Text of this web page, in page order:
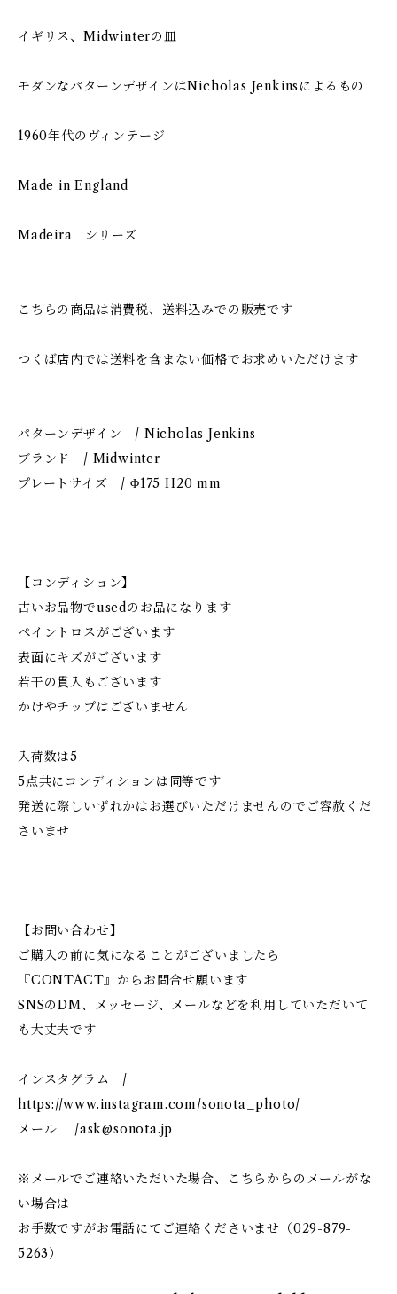
イギリス、Midwinterの皿
モダンなパターンデザインはNicholas Jenkinsによるもの
1960年代のヴィンテージ
Made in England
Madeira シリーズ
こちらの商品は消費税、送料込みでの販売です
つくば店内では送料を含まない価格でお求めいただけます
パターンデザイン / Nicholas Jenkins
ブランド / Midwinter
プレートサイズ / Φ175 H20 mm
【コンディション】
古いお品物でusedのお品になります
ペイントロスがございます
表面にキズがございます
若干の貫入もございます
かけやチップはございません
入荷数は5
5点共にコンディションは同等です
発送に際しいずれかはお選びいただけませんのでご容赦くだ
さいませ
【お問い合わせ】
ご購入の前に気になることがございましたら
『CONTACT』からお問合せ願います
SNSのDM、メッセージ、メールなどを利用していただいて
も大丈夫です
インスタグラム /
https://www.instagram.com/sonota_photo/
メール /ask@sonota.jp
※メールでご連絡いただいた場合、こちらからのメールがな
い場合は
お手数ですがお電話にてご連絡くださいませ（029-879-
5263）